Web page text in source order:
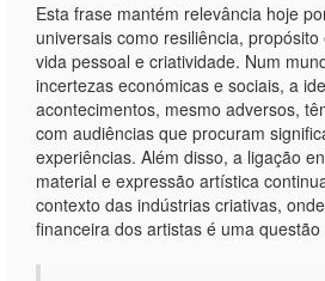
Esta frase mantém relevância hoje
universais como resiliência,
vida pessoal e criatividade. Num
incertezas económicas e sociais, a
acontecimentos, mesmo adversos,
com audiências que procuram
experiências. Além disso, a ligação
material e expressão artística
contexto das indústrias criativas,
financeira dos artistas é uma